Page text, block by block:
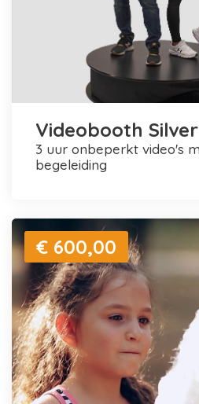
Videobooth Silver
3 uur onbeperkt video's maken + personele
begeleiding
€ 600,00